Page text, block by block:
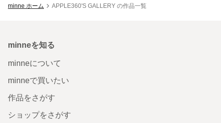
minne ホーム APPLE360'S GALLERY の作品一覧
minneを知る
minneについて
minneで買いたい
作品をさがす
ショップをさがす